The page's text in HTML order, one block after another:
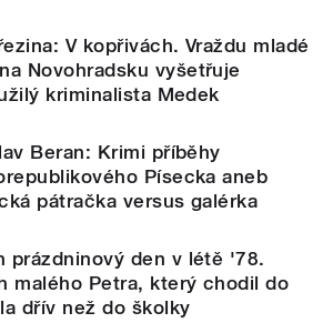
V kopřivách. Vraždu mladé
Novohradsku vyšetřuje
kriminalista Medek
Beran: Krimi příběhy
Písecka aneb
pátračka versus galérka
prázdninový den v létě '78.
malého Petra, který chodil do
dřív než do školky